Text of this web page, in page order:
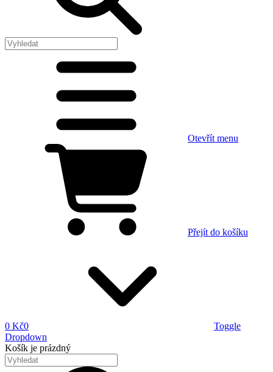
Otevřít menu
Přejít do košíku
0 Kč0
Toggle
Dropdown
Košík je prázdný